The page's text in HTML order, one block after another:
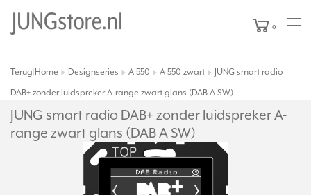
0
Terug Home Designseries A 550 A 550 zwart JUNG smart radio
DAB+ zonder luidspreker A-range zwart glans (DAB A SW)
JUNG smart radio DAB+ zonder luidspreker A-
range zwart glans (DAB A SW)